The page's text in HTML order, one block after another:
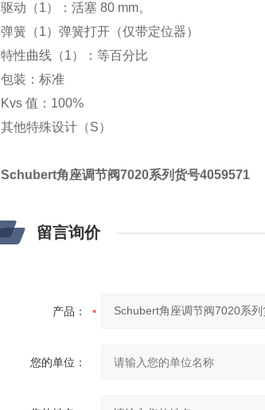
驱动（1）：活塞 80 mm。
弹簧（1）弹簧打开（仅带定位器）
特性曲线（1）：等百分比
包装：标准
Kvs 值：100%
其他特殊设计（S）
Schubert角座调节阀7020系列货号4059571
留言询价
产品：
您的单位：